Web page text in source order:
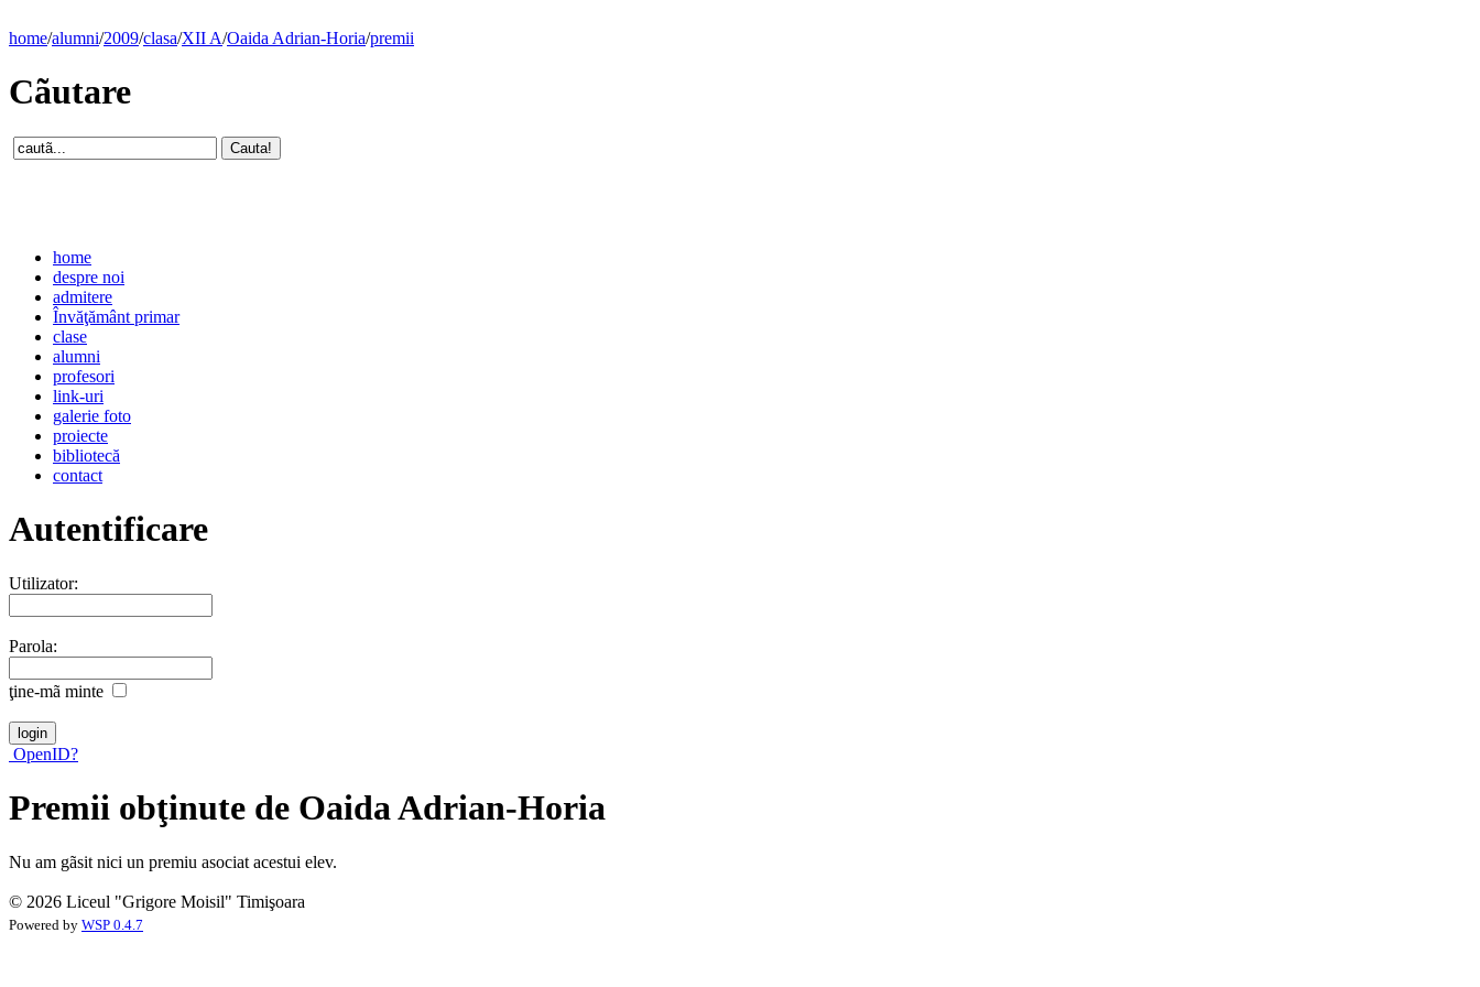
home/alumni/2009/clasa/XII A/Oaida Adrian-Horia/premii
Cãutare
home
despre noi
admitere
Învăţământ primar
clase
alumni
profesori
link-uri
galerie foto
proiecte
bibliotecă
contact
Autentificare
Utilizator:
Parola:
ţine-mã minte
OpenID?
Premii obţinute de Oaida Adrian-Horia
Nu am gãsit nici un premiu asociat acestui elev.
© 2026 Liceul "Grigore Moisil" Timişoara
Powered by WSP 0.4.7